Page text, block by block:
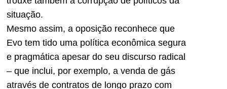
situação.
Mesmo assim, a oposição reconhece que
Evo tem tido uma política econômica segura
e pragmática apesar do seu discurso radical
– que inclui, por exemplo, a venda de gás
através de contratos de longo prazo com